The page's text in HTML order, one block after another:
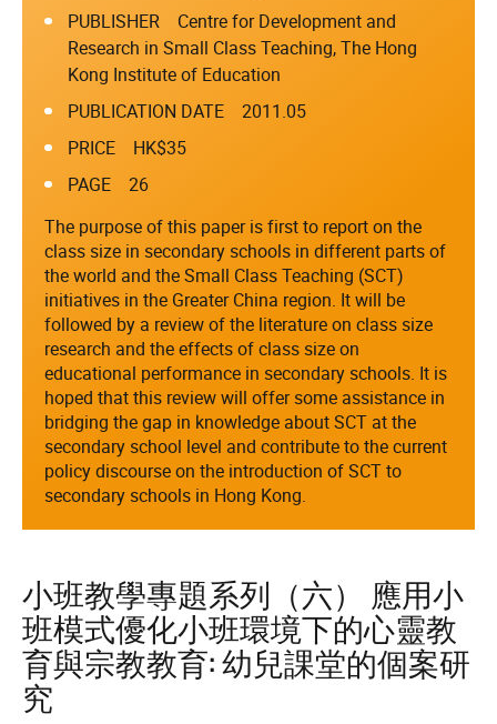
PUBLISHER Centre for Development and
Research in Small Class Teaching, The Hong
Kong Institute of Education
PUBLICATION DATE 2011.05
PRICE HK$35
PAGE 26
The purpose of this paper is first to report on the
class size in secondary schools in different parts of
the world and the Small Class Teaching (SCT)
initiatives in the Greater China region. It will be
followed by a review of the literature on class size
research and the effects of class size on
educational performance in secondary schools. It is
hoped that this review will offer some assistance in
bridging the gap in knowledge about SCT at the
secondary school level and contribute to the current
policy discourse on the introduction of SCT to
secondary schools in Hong Kong.
小班教學專題系列（六） 應用小
班模式優化小班環境下的心靈教
育與宗教教育: 幼兒課堂的個案研
究